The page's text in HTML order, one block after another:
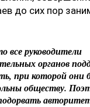
до сих пор
все руководители
органов
при которой они
обществу.